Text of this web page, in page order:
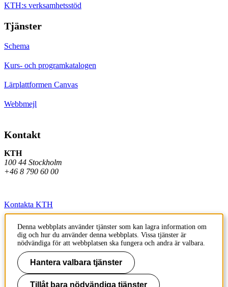
KTH:s verksamhetsstöd
Tjänster
Schema
Kurs- och programkatalogen
Lärplattformen Canvas
Webbmejl
Kontakt
KTH
100 44 Stockholm
+46 8 790 60 00
Kontakta KTH
Jobba på KTH
Press och media
Faktura och betalning KTH
Om KTH:s webbplatser
Denna webbplats använder tjänster som kan lagra information om
dig och hur du använder denna webbplats. Vissa tjänster är
nödvändiga för att webbplatsen ska fungera och andra är valbara.
Hantera valbara tjänster
Tillåt bara nödvändiga tjänster